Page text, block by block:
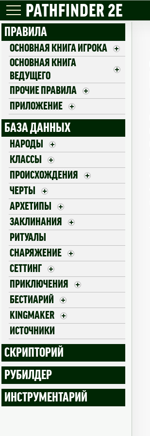
PATHFINDER 2E
ПРАВИЛА
ОСНОВНАЯ КНИГА ИГРОКА
ОСНОВНАЯ КНИГА
ВЕДУЩЕГО
ПРОЧИЕ ПРАВИЛА
ПРИЛОЖЕНИЕ
БАЗА ДАННЫХ
НАРОДЫ
КЛАССЫ
ПРОИСХОЖДЕНИЯ
ЧЕРТЫ
АРХЕТИПЫ
ЗАКЛИНАНИЯ
РИТУАЛЫ
СНАРЯЖЕНИЕ
СЕТТИНГ
ПРИКЛЮЧЕНИЯ
БЕСТИАРИЙ
KINGMAKER
ИСТОЧНИКИ
СКРИПТОРИЙ
РУБИЛДЕР
ИНСТРУМЕНТАРИЙ